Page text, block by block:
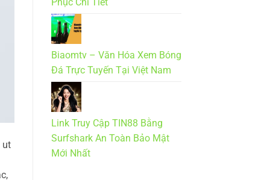
ut
Biaomtv – Văn Hóa Xem Bóng
Đá Trực Tuyến Tại Việt Nam
Link Truy Cập TIN88 Bằng
Surfshark An Toàn Bảo Mật
Mới Nhất